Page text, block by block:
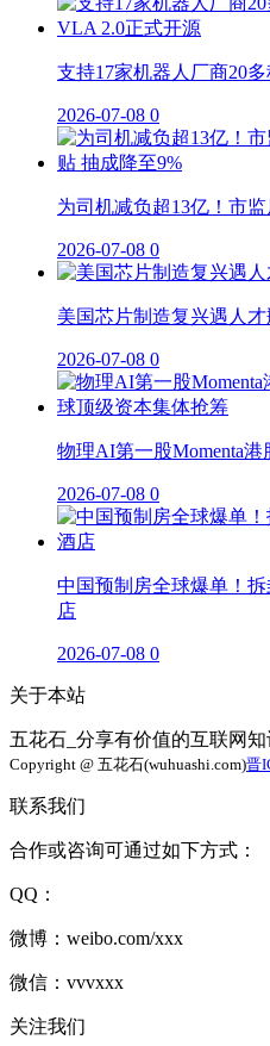
支持17家机器人厂商20
2026-07-08 0
为司机减负超13亿！市
2026-07-08 0
美国芯片制造复兴遇人
2026-07-08 0
物理AI第一股Momenta
2026-07-08 0
中国预制房全球爆单！
店
2026-07-08 0
关于本站
五花石_分享有价值的互联网
Copyright @ 五花石(wuhuashi.com)晋
联系我们
合作或咨询可通过如下方式：
QQ：
微博：weibo.com/xxx
微信：vvvxxx
关注我们